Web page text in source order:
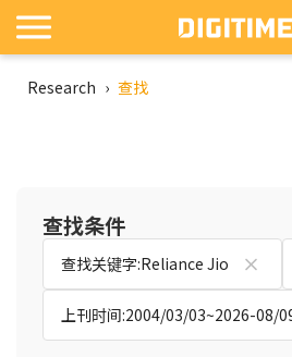
Research › 查找
查找条件
查找关键字:Reliance Jio
上刊时间:2004/03/03~2026-08/